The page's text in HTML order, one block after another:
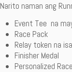
Narito naman ang
Event Tee na
Race Pack
Relay token na
Finisher Medal
Personalized